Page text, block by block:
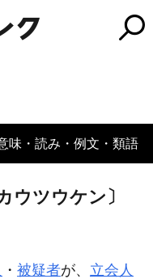
味・読み・例文・類語
ウツウケン〕
・ 被疑者が、 立会人